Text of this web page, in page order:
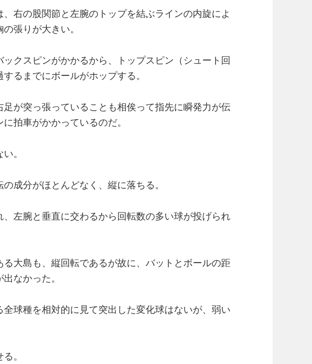
右の股関節と左腕のトップを結ぶラインの内旋によ
張りが大きい。
クスピンがかかるから、トップスピン（シュート回
るまでにボールがホップする。
足が突っ張っていることも相俟って指先に瞬発力が伝
拍車がかかっているのだ。
。
成分がほとんどなく、縦に落ちる。
左腕と垂直に交わるから回転数の多い球が投げられ
大島も、縦回転であるが故に、バットとボールの距
なかった。
全球種を相対的に見て突出した変化球はないが、弱い
。